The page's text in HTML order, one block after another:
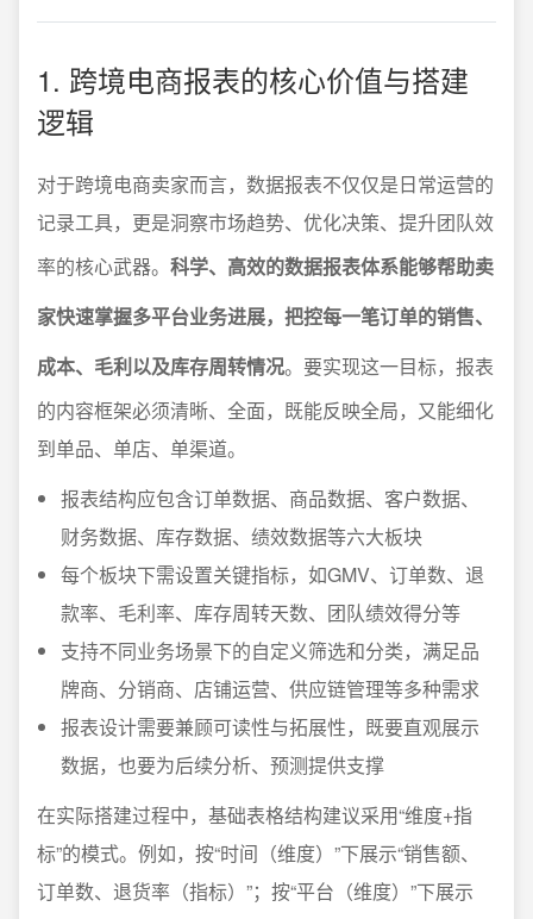
1. 跨境电商报表的核心价值与搭建
逻辑
对于跨境电商卖家而言，数据报表不仅仅是日常运营的
记录工具，更是洞察市场趋势、优化决策、提升团队效
率的核心武器。 科学、高效的数据报表体系能够帮助卖
家快速掌握多平台业务进展，把控每一笔订单的销售、
成本、毛利以及库存周转情况。要实现这一目标，报表
的内容框架必须清晰、全面，既能反映全局，又能细化
到单品、单店、单渠道。
报表结构应包含订单数据、商品数据、客户数据、
财务数据、库存数据、绩效数据等六大板块
每个板块下需设置关键指标，如GMV、订单数、退
款率、毛利率、库存周转天数、团队绩效得分等
支持不同业务场景下的自定义筛选和分类，满足品
牌商、分销商、店铺运营、供应链管理等多种需求
报表设计需要兼顾可读性与拓展性，既要直观展示
数据，也要为后续分析、预测提供支撑
在实际搭建过程中，基础表格结构建议采用“维度+指
标”的模式。例如，按“时间（维度）”下展示“销售额、
订单数、退货率（指标）”；按“平台（维度）”下展示